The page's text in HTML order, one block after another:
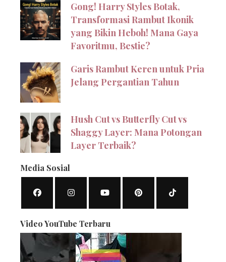
Gong! Harry Styles Botak,
Transformasi Rambut Ikonik
yang Bikin Heboh! Mana Gaya
Favoritmu, Bestie?
Garis Rambut Keren untuk Pria
Jelang Pergantian Tahun
Hush Cut vs Butterfly Cut vs
Shaggy Layer: Mana Potongan
Layer Terbaik?
Media Sosial
Video YouTube Terbaru